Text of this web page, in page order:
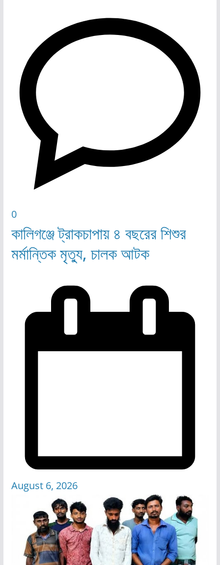
0
কালিগঞ্জে ট্রাকচাপায় ৪ বছরের শিশুর
মর্মান্তিক মৃত্যু, চালক আটক
August 6, 2026